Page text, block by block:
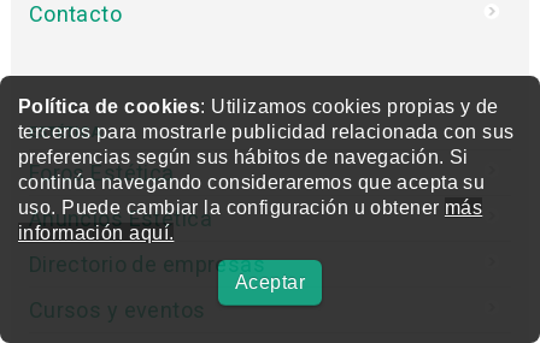
Política de cookies: Utilizamos cookies propias y de
terceros para mostrarle publicidad relacionada con sus
preferencias según sus hábitos de navegación. Si
continúa navegando consideraremos que acepta su
uso. Puede cambiar la configuración u obtener más
información aquí.
Aceptar
Contacto
ESTÉTICA
Foros Estética
Anuncios Estética
Directorio de empresas
Cursos y eventos